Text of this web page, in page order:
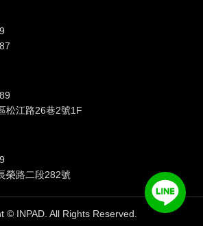
松江路26巷2號1F
榮路二段282號
© INPAD. All Rights Reserved.